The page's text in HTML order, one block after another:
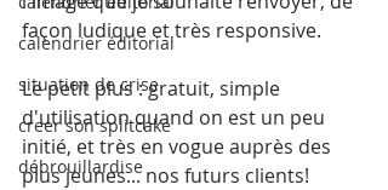
calendrier éditorial
situation de crise
creer son splitcake
débrouillardise
façon ludique et très responsive.
Le petit plus : gratuit, simple
d'utilisation quand on est un peu
initié, et très en vogue auprès des
plus jeunes... nos futurs clients!